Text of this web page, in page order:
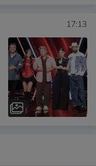
17:13